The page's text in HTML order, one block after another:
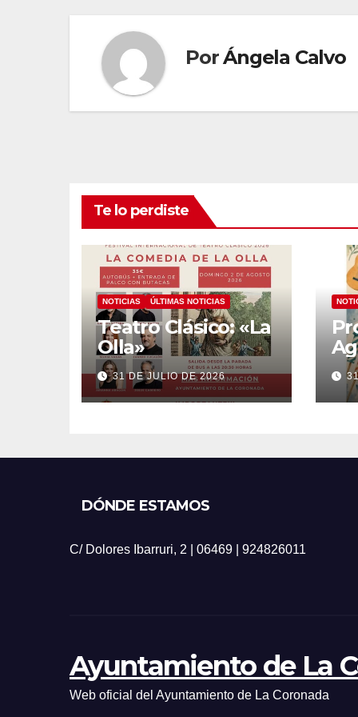
PorÁngela Calvo
Te lo perdiste
NOTICIAS ÚLTIMAS NOTICIAS
Teatro Clásico: «La
Olla»
31 DE JULIO DE 2026
DÓNDE ESTAMOS
C/ Dolores Ibarruri, 2 | 06469 | 924826011
Ayuntamiento de La
Web oficial del Ayuntamiento de La Coronada